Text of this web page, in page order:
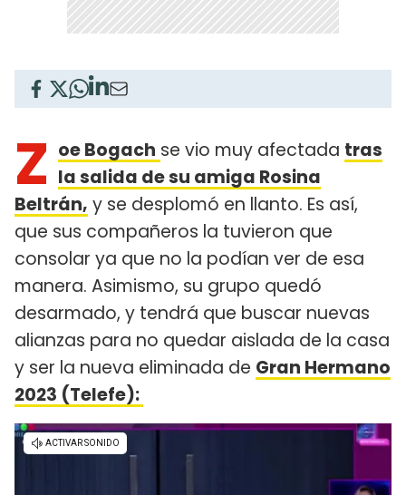
Z oe Bogach se vio muy afectada tras
la salida de su amiga Rosina
Beltrán, y se desplomó en llanto. Es así,
que sus compañeros la tuvieron que
consolar ya que no la podían ver de esa
manera. Asimismo, su grupo quedó
desarmado, y tendrá que buscar nuevas
alianzas para no quedar aislada de la casa
y ser la nueva eliminada de Gran Hermano
2023 (Telefe):